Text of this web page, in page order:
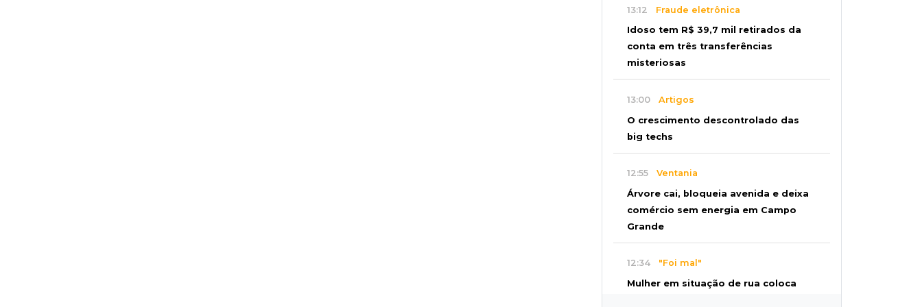
13:12 Fraude eletrônica
Idoso tem R$ 39,7 mil retirados da
conta em três transferências
misteriosas
13:00 Artigos
O crescimento descontrolado das
big techs
12:55 Ventania
Árvore cai, bloqueia avenida e deixa
comércio sem energia em Campo
Grande
12:34 "Foi mal"
Mulher em situação de rua coloca